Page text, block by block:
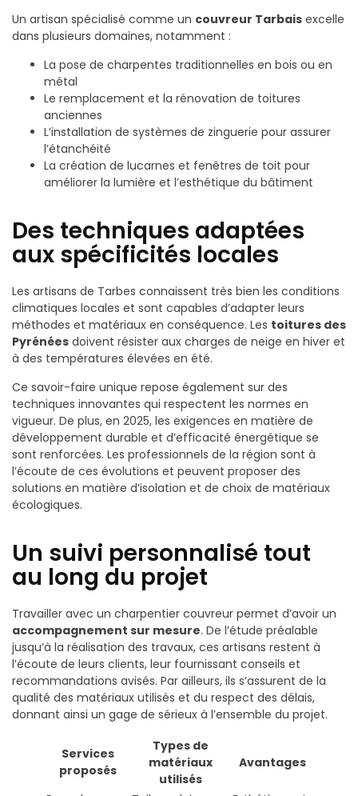
Un artisan spécialisé comme un couvreur Tarbais excelle
dans plusieurs domaines, notamment :
La pose de charpentes traditionnelles en bois ou en
métal
Le remplacement et la rénovation de toitures
anciennes
L’installation de systèmes de zinguerie pour assurer
l’étanchéité
La création de lucarnes et fenêtres de toit pour
améliorer la lumière et l’esthétique du bâtiment
Des techniques adaptées
aux spécificités locales
Les artisans de Tarbes connaissent très bien les conditions
climatiques locales et sont capables d’adapter leurs
méthodes et matériaux en conséquence. Les toitures des
Pyrénées doivent résister aux charges de neige en hiver et
à des températures élevées en été.
Ce savoir-faire unique repose également sur des
techniques innovantes qui respectent les normes en
vigueur. De plus, en 2025, les exigences en matière de
développement durable et d’efficacité énergétique se
sont renforcées. Les professionnels de la région sont à
l’écoute de ces évolutions et peuvent proposer des
solutions en matière d’isolation et de choix de matériaux
écologiques.
Un suivi personnalisé tout
au long du projet
Travailler avec un charpentier couvreur permet d’avoir un
accompagnement sur mesure. De l’étude préalable
jusqu’à la réalisation des travaux, ces artisans restent à
l’écoute de leurs clients, leur fournissant conseils et
recommandations avisés. Par ailleurs, ils s’assurent de la
qualité des matériaux utilisés et du respect des délais,
donnant ainsi un gage de sérieux à l’ensemble du projet.
Services
proposés
Types de
matériaux
utilisés
Avantages